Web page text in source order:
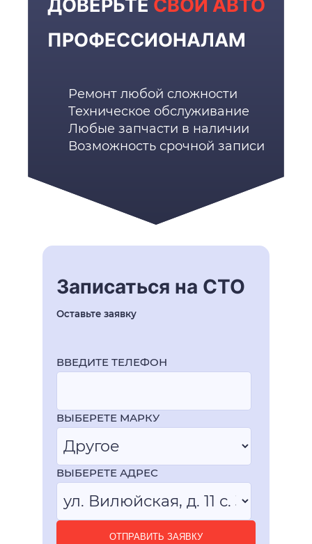
ДОВЕРЬТЕ СВОЙ АВТО
ПРОФЕССИОНАЛАМ
Ремонт любой сложности
Техническое обслуживание
Любые запчасти в наличии
Возможность срочной записи
Записаться на СТО
Оставьте заявку
ВВЕДИТЕ ТЕЛЕФОН
ВЫБЕРЕТЕ МАРКУ
ВЫБЕРЕТЕ АДРЕС
ОТПРАВИТЬ ЗАЯВКУ